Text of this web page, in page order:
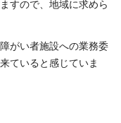
すので、地域に求めら
がい者施設への業務委
ていると感じていま